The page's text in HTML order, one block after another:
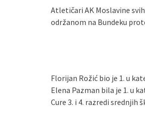
Atletičari AK Moslavine
održanom na Bundeku
Florijan Rožić bio je 1. u
Elena Pazman bila je 1. u
Cure 3. i 4. razredi srednjih